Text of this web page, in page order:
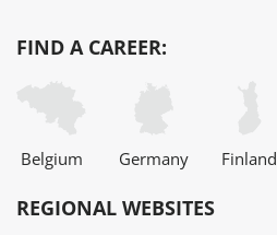
FIND A CAREER:
Belgium Germany Finland
REGIONAL WEBSITES